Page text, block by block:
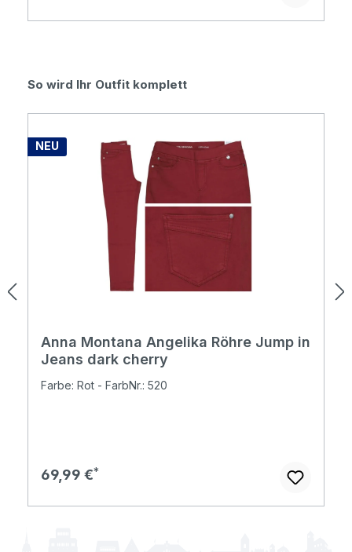
Produktgalerie überspringen
So wird Ihr Outfit komplett
NEU
Anna Montana Angelika Röhre Jump in
Jeans dark cherry
Farbe: Rot - FarbNr.: 520
Regulärer Preis:
69,99 €